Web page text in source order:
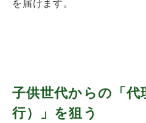
を届けます。
子供世代からの「代
行）」を狙う